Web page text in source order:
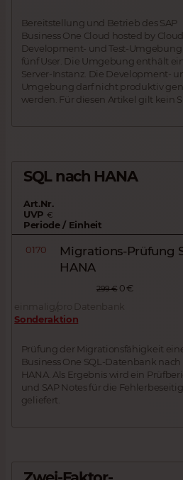
Bereitstellung und Betrieb des SAP
Business One Cloud hosted by
Development- und Test-Umgebung
fünf User. Die Umgebung enthält
Server-Instanz. Die Development-
Umgebung darf nicht produktiv
werden. Für diesen Artikel gilt kein
SQL nach HANA
Art.Nr.
UVP €
Periode / Einheit
0170
Migrations-Prüfung
HANA
299 € 0 €
einmalig/pro Datenbank
Sonderaktion
Prüfung der Migrationsfähigkeit
Business One SQL-Datenbank nach
HANA. Als Ergebnis wird ein
und SAP Notes für die
geliefert.